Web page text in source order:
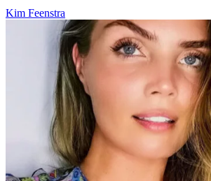
Kim Feenstra